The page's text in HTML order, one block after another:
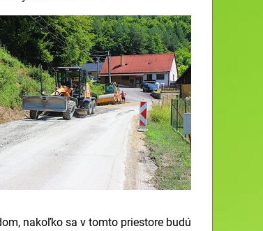
nakoľko sa v tomto priestore budú